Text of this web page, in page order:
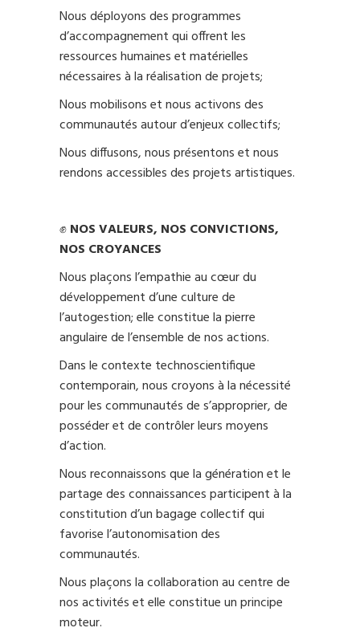
Nous déployons des programmes
d’accompagnement qui offrent les
ressources humaines et matérielles
nécessaires à la réalisation de projets;
Nous mobilisons et nous activons des
communautés autour d’enjeux collectifs;
Nous diffusons, nous présentons et nous
rendons accessibles des projets artistiques.
✊NOS VALEURS, NOS CONVICTIONS,
NOS CROYANCES
Nous plaçons l’empathie au cœur du
développement d’une culture de
l’autogestion; elle constitue la pierre
angulaire de l’ensemble de nos actions.
Dans le contexte technoscientifique
contemporain, nous croyons à la nécessité
pour les communautés de s’approprier, de
posséder et de contrôler leurs moyens
d’action.
Nous reconnaissons que la génération et le
partage des connaissances participent à la
constitution d’un bagage collectif qui
favorise l’autonomisation des
communautés.
Nous plaçons la collaboration au centre de
nos activités et elle constitue un principe
moteur.